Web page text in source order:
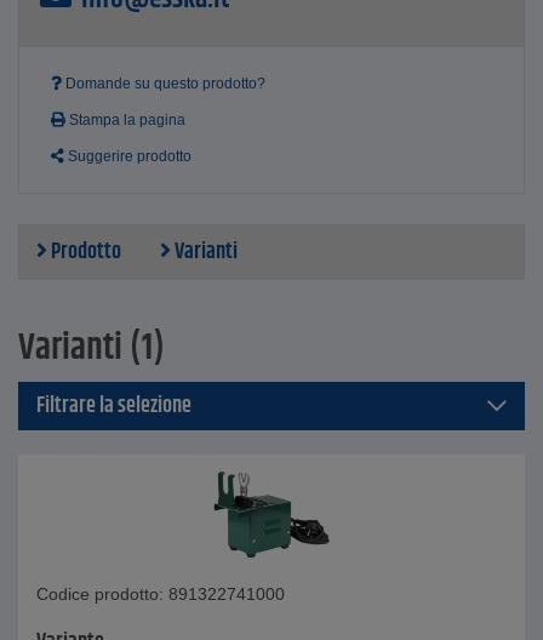
Domande su questo prodotto?
Stampa la pagina
Suggerire prodotto
Prodotto Varianti
Varianti (1)
Filtrare la selezione
Codice prodotto: 891322741000